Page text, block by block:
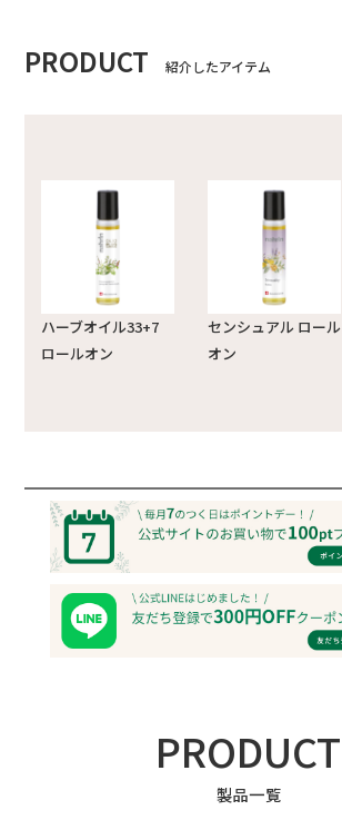
PRODUCT 紹介したアイテム
ハーブオイル33+7
ロールオン
センシュアル ロール
オン
PRODUCT
製品一覧